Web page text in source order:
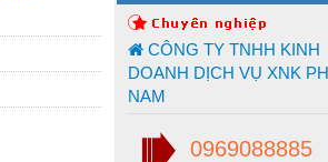
CÔNG TY TNHH KINH
DOANH DỊCH VỤ XNK
NAM
0969088885